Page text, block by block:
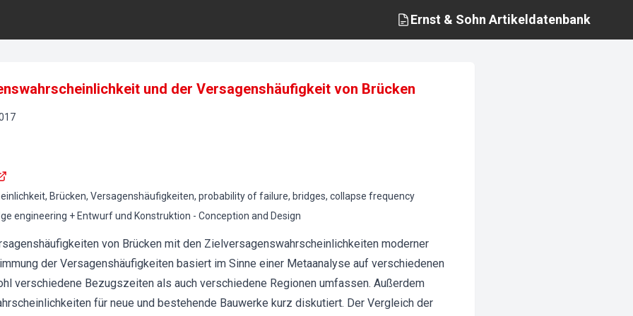
Ernst & Sohn Artikeldatenbank
und der Versagenshäufigkeit von Brücken
Brücken, Versagenshäufigkeiten, probability of failure, bridges, collapse frequency
engineering + Entwurf und Konstruktion - Conception and Design
von Brücken mit den Zielversagenswahrscheinlichkeiten moderner
der Versagenshäufigkeiten basiert im Sinne einer Metaanalyse auf verschiedenen
verschiedene Bezugszeiten als auch verschiedene Regionen umfassen. Außerdem
für neue und bestehende Bauwerke kurz diskutiert. Der Vergleich der